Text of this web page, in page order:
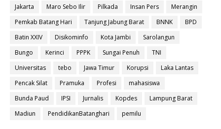
Jakarta
Maro Sebo Ilir Pilkada Insan Pers
Merangin
Pemkab Batang Hari
Tanjung Jabung Barat BNNK
BPD
Batin XXIV
Disikominfo Kota Jambi
Sarolangun
Bungo
Kerinci PPPK Sungai Penuh
TNI
Universitas
tebo Jawa Timur Korupsi
Laka Lantas
Pencak Silat
Pramuka Profesi
mahasiswa
Bunda Paud
IPSI Jurnalis Kopdes
Lampung Barat
Madiun
PendidikanBatanghari pemilu